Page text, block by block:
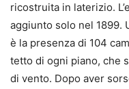
ricostruita in laterizio.
aggiunto solo nel 1899.
è la presenza di 104
tetto di ogni piano, che
di vento. Dopo aver